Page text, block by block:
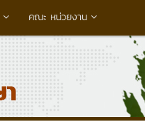
คณะ หน่วยงาน